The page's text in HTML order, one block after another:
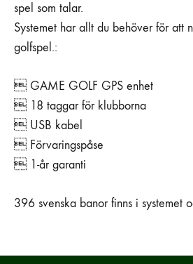
spel som talar.
Systemet har allt du behöver för att
golfspel.:
 GAME GOLF GPS enhet
 18 taggar för klubborna
 USB kabel
 Förvaringspåse
 1-år garanti
396 svenska banor finns i systemet